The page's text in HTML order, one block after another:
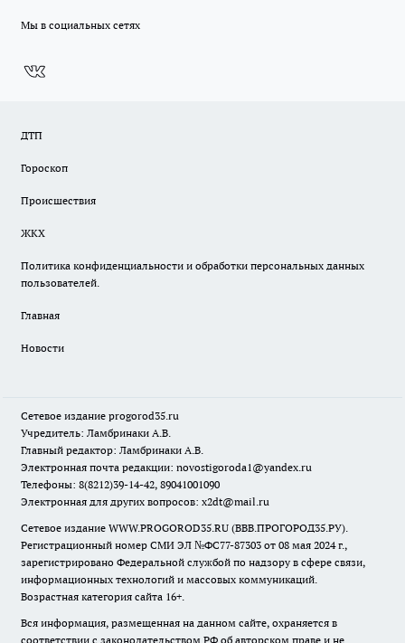
Мы в социальных сетях
ДТП
Гороскоп
Происшествия
ЖКХ
Политика конфиденциальности и обработки персональных данных
пользователей.
Главная
Новости
Сетевое издание progorod35.ru
Учредитель: Ламбринаки А.В.
Главный редактор: Ламбринаки А.В.
Электронная почта редакции: novostigoroda1@yandex.ru
Телефоны: 8(8212)39-14-42, 89041001090
Электронная для других вопросов: x2dt@mail.ru
Сетевое издание WWW.PROGOROD35.RU (ВВВ.ПРОГОРОД35.РУ).
Регистрационный номер СМИ ЭЛ №ФС77-87303 от 08 мая 2024 г.,
зарегистрировано Федеральной службой по надзору в сфере связи,
информационных технологий и массовых коммуникаций.
Возрастная категория сайта 16+.
Вся информация, размещенная на данном сайте, охраняется в
соответствии с законодательством РФ об авторском праве и не